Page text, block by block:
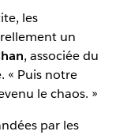
les
un
, associée du
« Puis notre
le chaos. »
par les